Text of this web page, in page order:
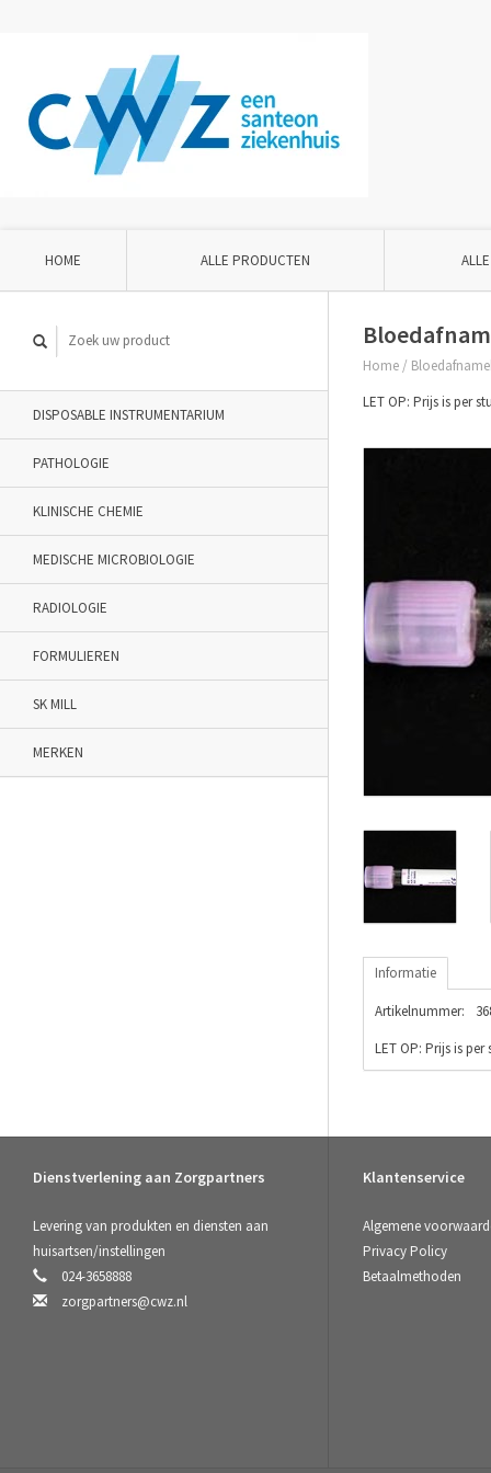
HOME ALLE PRODUCTEN
DISPOSABLE INSTRUMENTARIUM
PATHOLOGIE
KLINISCHE CHEMIE
MEDISCHE MICROBIOLOGIE
RADIOLOGIE
FORMULIEREN
SK MILL
MERKEN
Home /
LET OP: Prijs is per
Informatie
Artikelnummer:
LET OP: Prijs is per
Dienstverlening aan Zorgpartners
Levering van produkten en diensten aan
huisartsen/instellingen
024-3658888
zorgpartners@cwz.nl
Klantenservice
Algemene
Privacy Policy
Betaalmethoden